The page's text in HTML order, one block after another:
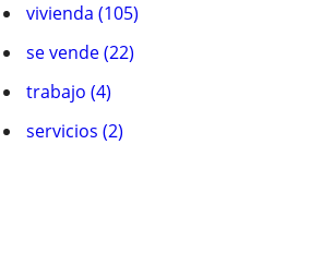
vivienda (105)
se vende (22)
trabajo (4)
servicios (2)